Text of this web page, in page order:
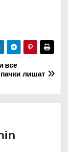
все
лишат